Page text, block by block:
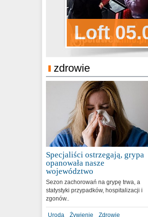
Loft
zdrowie
Specjaliści ostrzegają, grypa
opanowała nasze
województwo
Sezon zachorowań na grypę trwa, a
statystyki przypadków, hospitalizacji i
zgonów..
Uroda Żywienie Zdrowie